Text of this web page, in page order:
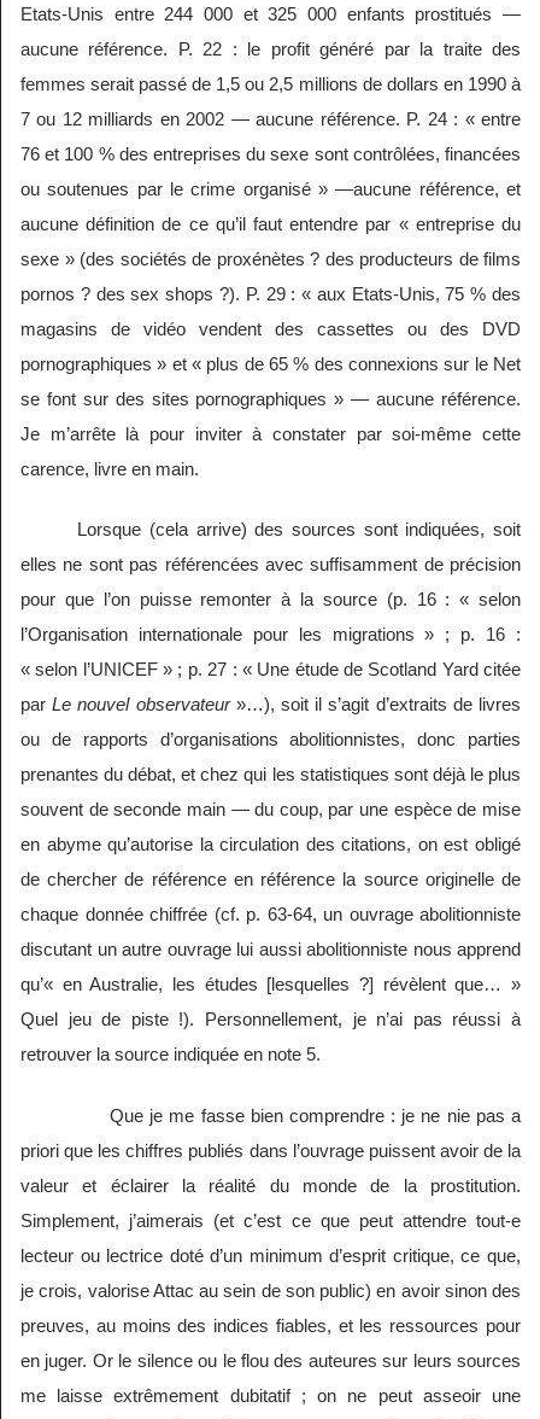
Etats-Unis entre 244 000 et 325 000 enfants prostitués —
aucune référence. P. 22 : le profit généré par la traite des
femmes serait passé de 1,5 ou 2,5 millions de dollars en 1990 à
7 ou 12 milliards en 2002 — aucune référence. P. 24 : « entre
76 et 100 % des entreprises du sexe sont contrôlées, financées
ou soutenues par le crime organisé » —aucune référence, et
aucune définition de ce qu’il faut entendre par « entreprise du
sexe » (des sociétés de proxénètes ? des producteurs de films
pornos ? des sex shops ?). P. 29 : « aux Etats-Unis, 75 % des
magasins de vidéo vendent des cassettes ou des DVD
pornographiques » et « plus de 65 % des connexions sur le Net
se font sur des sites pornographiques » — aucune référence.
Je m’arrête là pour inviter à constater par soi-même cette
carence, livre en main.
Lorsque (cela arrive) des sources sont indiquées, soit
elles ne sont pas référencées avec suffisamment de précision
pour que l’on puisse remonter à la source (p. 16 : « selon
l’Organisation internationale pour les migrations » ; p. 16 :
« selon l’UNICEF » ; p. 27 : « Une étude de Scotland Yard citée
parLe nouvel observateur»…), soit il s’agit d’extraits de livres
ou de rapports d’organisations abolitionnistes, donc parties
prenantes du débat, et chez qui les statistiques sont déjà le plus
souvent de seconde main — du coup, par une espèce de mise
en abyme qu’autorise la circulation des citations, on est obligé
de chercher de référence en référence la source originelle de
chaque donnée chiffrée (cf. p. 63-64, un ouvrage abolitionniste
discutant un autre ouvrage lui aussi abolitionniste nous apprend
qu’« en Australie, les études [lesquelles ?] révèlent que… »
Quel jeu de piste !). Personnellement, je n’ai pas réussi à
retrouver la source indiquée en note 5.
Que je me fasse bien comprendre : je ne nie pas a
priori que les chiffres publiés dans l’ouvrage puissent avoir de la
valeur et éclairer la réalité du monde de la prostitution.
Simplement, j’aimerais (et c’est ce que peut attendre tout-e
lecteur ou lectrice doté d’un minimum d’esprit critique, ce que,
je crois, valorise Attac au sein de son public) en avoir sinon des
preuves, au moins des indices fiables, et les ressources pour
en juger. Or le silence ou le flou des auteures sur leurs sources
me laisse extrêmement dubitatif ; on ne peut asseoir une